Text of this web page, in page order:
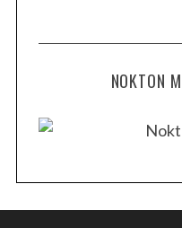
NOKTON